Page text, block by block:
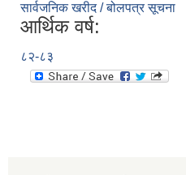
सार्वजनिक खरीद / बोलपत्र सूचना
आर्थिक वर्ष:
८२-८३